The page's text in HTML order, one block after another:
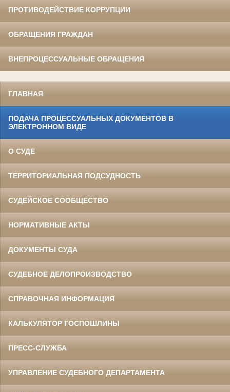
ПРОТИВОДЕЙСТВИЕ КОРРУПЦИИ
ОБРАЩЕНИЯ ГРАЖДАН
ВНЕПРОЦЕССУАЛЬНЫЕ ОБРАЩЕНИЯ
ГЛАВНАЯ
ПОДАЧА ПРОЦЕССУАЛЬНЫХ ДОКУМЕНТОВ В
ЭЛЕКТРОННОМ ВИДЕ
О СУДЕ
ТЕРРИТОРИАЛЬНАЯ ПОДСУДНОСТЬ
СУДЕЙСКОЕ СООБЩЕСТВО
НОРМАТИВНЫЕ АКТЫ
ДОКУМЕНТЫ СУДА
СУДЕБНОЕ ДЕЛОПРОИЗВОДСТВО
СПРАВОЧНАЯ ИНФОРМАЦИЯ
КАЛЬКУЛЯТОР ГОСПОШЛИНЫ
ПРЕСС-СЛУЖБА
УПРАВЛЕНИЕ СУДЕБНОГО ДЕПАРТАМЕНТА